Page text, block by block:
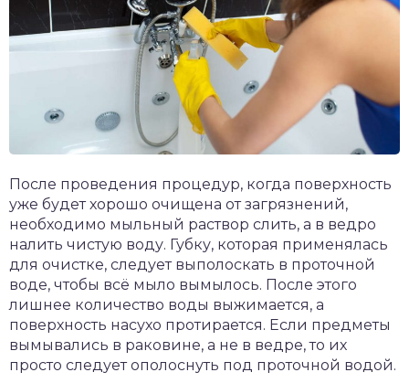
После проведения процедур, когда поверхность
уже будет хорошо очищена от загрязнений,
необходимо мыльный раствор слить, а в ведро
налить чистую воду. Губку, которая применялась
для очистке, следует выполоскать в проточной
воде, чтобы всё мыло вымылось. После этого
лишнее количество воды выжимается, а
поверхность насухо протирается. Если предметы
вымывались в раковине, а не в ведре, то их
просто следует ополоснуть под проточной водой.